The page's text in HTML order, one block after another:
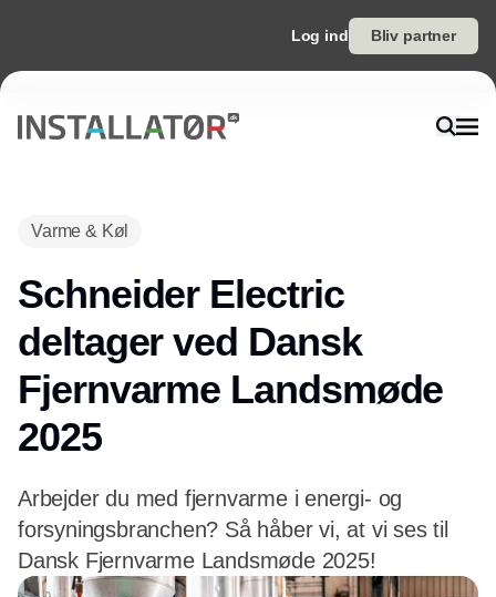
Log ind Bliv partner
Varme & Køl
Schneider Electric
deltager ved Dansk
Fjernvarme Landsmøde
2025
Arbejder du med fjernvarme i energi- og
forsyningsbranchen? Så håber vi, at vi ses til
Dansk Fjernvarme Landsmøde 2025!